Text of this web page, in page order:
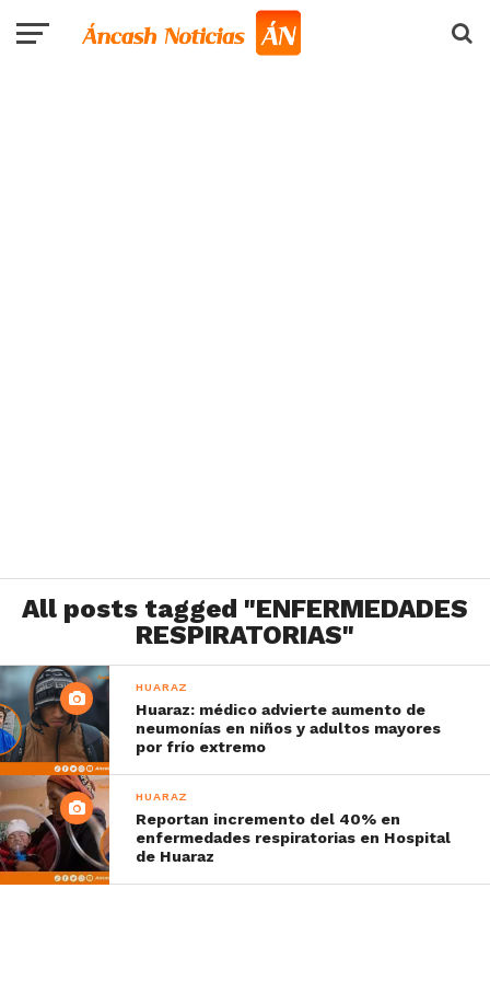
All posts tagged "ENFERMEDADES
RESPIRATORIAS"
HUARAZ
Huaraz: médico advierte aumento de
neumonías en niños y adultos mayores
por frío extremo
HUARAZ
Reportan incremento del 40% en
enfermedades respiratorias en Hospital
de Huaraz